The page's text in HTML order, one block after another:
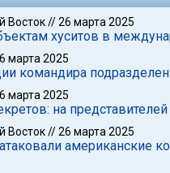
Восток//26 марта 2025
хуситов в
марта 2025
командира
марта 2025
на
Восток//26 марта 2025
американские